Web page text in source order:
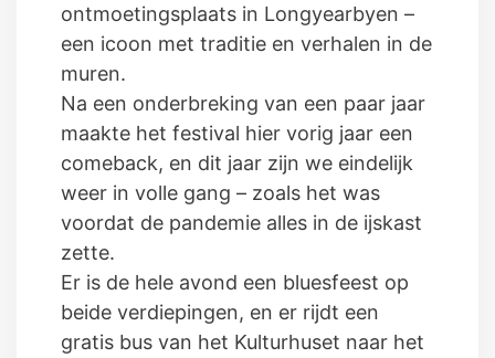
ontmoetingsplaats in Longyearbyen –
een icoon met traditie en verhalen in de
muren.
Na een onderbreking van een paar jaar
maakte het festival hier vorig jaar een
comeback, en dit jaar zijn we eindelijk
weer in volle gang – zoals het was
voordat de pandemie alles in de ijskast
zette.
Er is de hele avond een bluesfeest op
beide verdiepingen, en er rijdt een
gratis bus van het Kulturhuset naar het